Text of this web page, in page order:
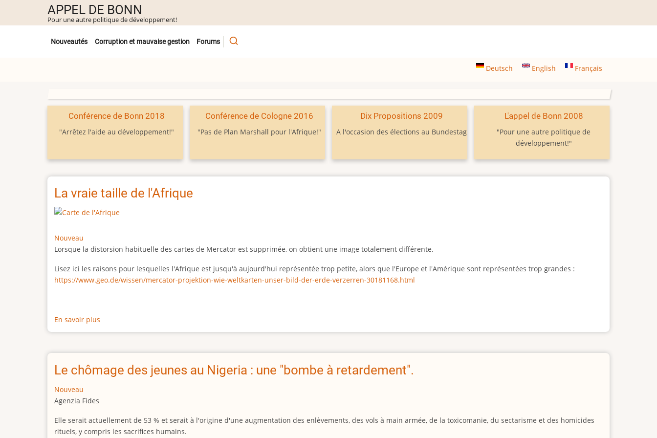
contenu
APPEL DE BONN
Pour une autre politique de développement!
Untermenü
Nouveautés Corruption et mauvaise gestion Forums
Deutsch English Français
Conférence de Bonn 2018
"Arrêtez l'aide au développement!"
Conférence de Cologne 2016
"Pas de Plan Marshall pour l'Afrique!"
Dix Propositions 2009
A l'occasion des élections au Bundestag
L'appel de Bonn 2008
"Pour une autre politique de
développement!"
La vraie taille de l'Afrique
Nouveau
Lorsque la distorsion habituelle des cartes de Mercator est supprimée, on obtient une image totalement différente.
Lisez ici les raisons pour lesquelles l'Afrique est jusqu'à aujourd'hui représentée trop petite, alors que l'Europe et l'Amérique sont représentées trop grandes :
https://www.geo.de/wissen/mercator-projektion-wie-weltkarten-unser-bild-der-erde-verzerren-30181168.html
En savoir plus
La
taille
l'Afrique
Le chômage des jeunes au Nigeria : une "bombe à retardement".
Nouveau
Agenzia Fides
Elle serait actuellement de 53 % et serait à l'origine d'une augmentation des enlèvements, des vols à main armée, de la toxicomanie, du sectarisme et des homicides
rituels, y compris les sacrifices humains.